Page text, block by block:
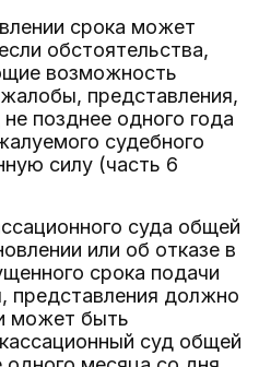
срока может
обстоятельства,
возможность
представления,
позднее одного года
судебного
силу (часть 6
суда общей
или об отказе в
срока подачи
представления должно
может быть
суд общей